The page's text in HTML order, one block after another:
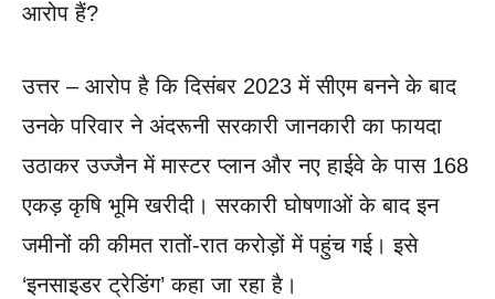
आरोप हैं?
उत्तर – आरोप है कि दिसंबर 2023 में सीएम बनने के बाद
उनके परिवार ने अंदरूनी सरकारी जानकारी का फायदा
उठाकर उज्जैन में मास्टर प्लान और नए हाईवे के पास 168
एकड़ कृषि भूमि खरीदी। सरकारी घोषणाओं के बाद इन
जमीनों की कीमत रातों-रात करोड़ों में पहुंच गई। इसे
‘इनसाइडर ट्रेडिंग’ कहा जा रहा है।